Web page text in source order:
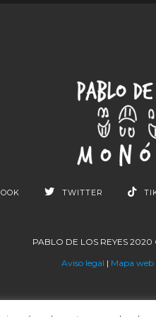
TWITTER
PABLO DE LOS REYES 2020
Aviso legal | Mapa web